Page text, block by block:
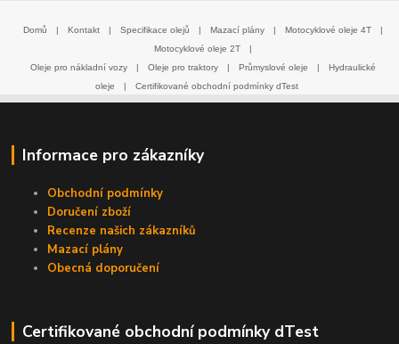
Domů Kontakt Specifikace olejů Mazací plány Motocyklové oleje 4T
Motocyklové oleje 2T
Oleje pro nákladní vozy
Oleje pro traktory Průmyslové oleje
Hydraulické
oleje
Certifikované obchodní podmínky dTest
Informace pro zákazníky
Obchodní podmínky
Doručení zboží
Recenze našich zákazníků
Mazací plány
Obecná doporučení
Certifikované obchodní podmínky dTest